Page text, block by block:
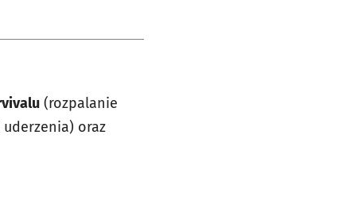
(rozpalanie
oraz